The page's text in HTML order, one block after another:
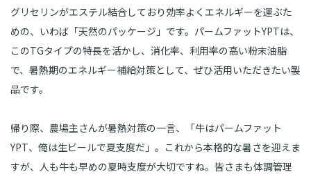
グリセリンがエステル結合しており効率よくエネルギーを運ぶた
めの、いわば「天然のパッケージ」です。パームファットYPTは、
このTGタイプの特長を活かし、消化率、利用率の高い粉末油脂
で、暑熱期のエネルギー補給対策として、ぜひ活用いただきたい製
品です。
帰り際、農場主さんが暑熱対策の一言、「牛はパームファット
YPT、俺は生ビールで夏支度だ」。これから本格的な暑さを迎えま
すが、人も牛も早めの夏時支度が大切ですね。皆さまも体調管理